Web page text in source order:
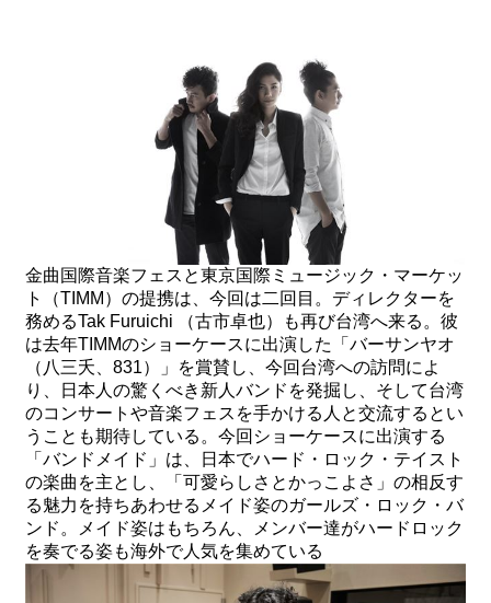
金曲国際音楽フェスと東京国際ミュージック・マーケッ
ト（TIMM）の提携は、今回は二回目。ディレクターを
務めるTak Furuichi （古市卓也）も再び台湾へ来る。彼
は去年TIMMのショーケースに出演した「バーサンヤオ
（八三夭、831）」を賞賛し、今回台湾への訪問によ
り、日本人の驚くべき新人バンドを発掘し、そして台湾
のコンサートや音楽フェスを手かける人と交流するとい
うことも期待している。今回ショーケースに出演する
「バンドメイド」は、日本でハード・ロック・テイスト
の楽曲を主とし、「可愛らしさとかっこよさ」の相反す
る魅力を持ちあわせるメイド姿のガールズ・ロック・バ
ンド。メイド姿はもちろん、メンバー達がハードロック
を奏でる姿も海外で人気を集めている